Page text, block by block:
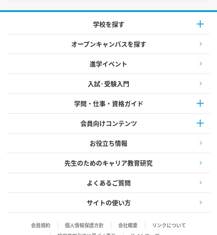
学校を探す
オープンキャンパスを探す
進学イベント
入試·受験入門
学問・仕事・資格ガイド
会員向けコンテンツ
お役立ち情報
先生のためのキャリア教育研究
よくあるご質問
サイトの使い方
会員規約 個人情報保護方針 会社概要
リンクについて